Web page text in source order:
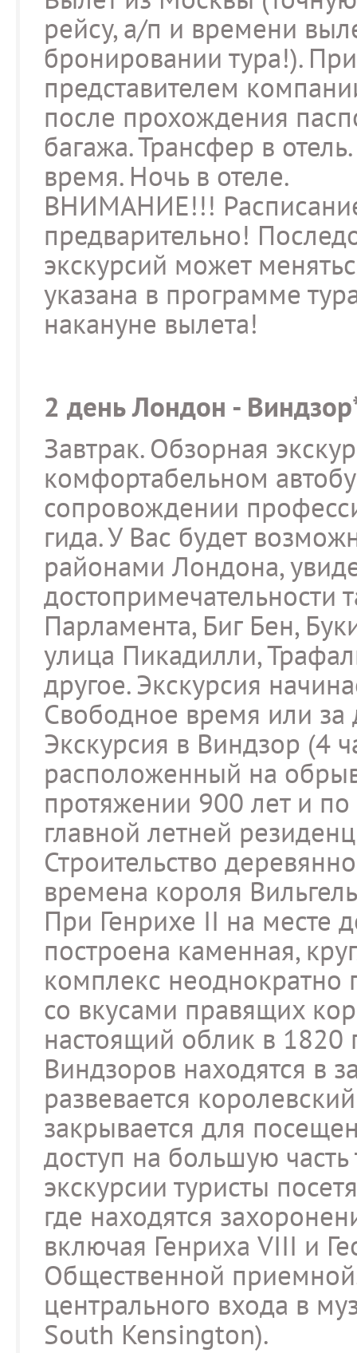
рейсу, а/п и времени
бронировании тура!).
представителем
после прохождения
багажа. Трансфер в
время. Ночь в отеле.
ВНИМАНИЕ!!! Расписание
предварительно!
экскурсий может
указана в программе
накануне вылета!
2 день Лондон -
Завтрак. Обзорная
комфортабельном
сопровождении
гида. У Вас будет
районами Лондона,
достопримечательности
Парламента, Биг Бен,
улица Пикадилли,
другое. Экскурсия
Свободное время или за
Экскурсия в Виндзор (4
расположенный на
протяжении 900 лет и
главной летней
Строительство
времена короля
При Генрихе II на месте
построена каменная,
комплекс неоднократно
со вкусами правящих
настоящий облик в 1820
Виндзоров находятся в
развевается
закрывается для
доступ на большую
экскурсии туристы
где находятся
включая Генриха VIII и
Общественной
центрального входа в
South Kensington).